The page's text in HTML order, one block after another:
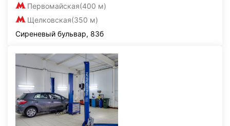
Первомайская(400 м)
Щелковская(350 м)
Сиреневый бульвар, 83б